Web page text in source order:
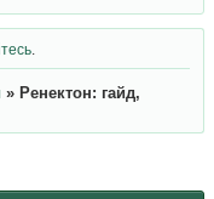
» Ренектон: гайд,